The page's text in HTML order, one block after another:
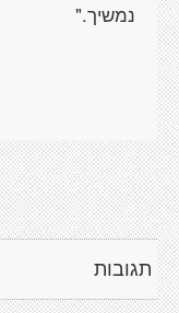
נמשיך."
תגובות